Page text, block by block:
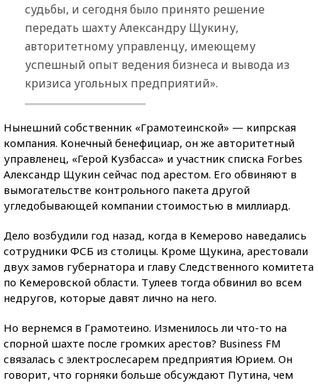
судьбы, и сегодня было принято решение
передать шахту Александру Щукину,
авторитетному управленцу, имеющему
успешный опыт ведения бизнеса и вывода из
кризиса угольных предприятий».
Нынешний собственник «Грамотеинской» — кипрская
компания. Конечный бенефициар, он же авторитетный
управленец, «Герой Кузбасса» и участник списка Forbes
Александр Щукин сейчас под арестом. Его обвиняют в
вымогательстве контрольного пакета другой
угледобывающей компании стоимостью в миллиард.
Дело возбудили год назад, когда в Кемерово наведались
сотрудники ФСБ из столицы. Кроме Щукина, арестовали
двух замов губернатора и главу Следственного комитета
по Кемеровской области. Тулеев тогда обвинил во всем
недругов, которые давят лично на него.
Но вернемся в Грамотеино. Изменилось ли что-то на
спорной шахте после громких арестов? Business FM
связалась с электрослесарем предприятия Юрием. Он
говорит, что горняки больше обсуждают Путина, чем